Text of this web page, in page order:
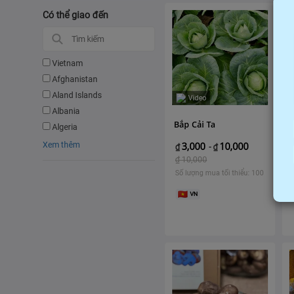
Có thể giao đến
Vietnam
Afghanistan
Aland Islands
Albania
Algeria
Xem thêm
Video
Bắp Cải Ta
₫3,000 -₫ 10,000
₫10,000
Số lượng mua tối thiểu: 100
VN